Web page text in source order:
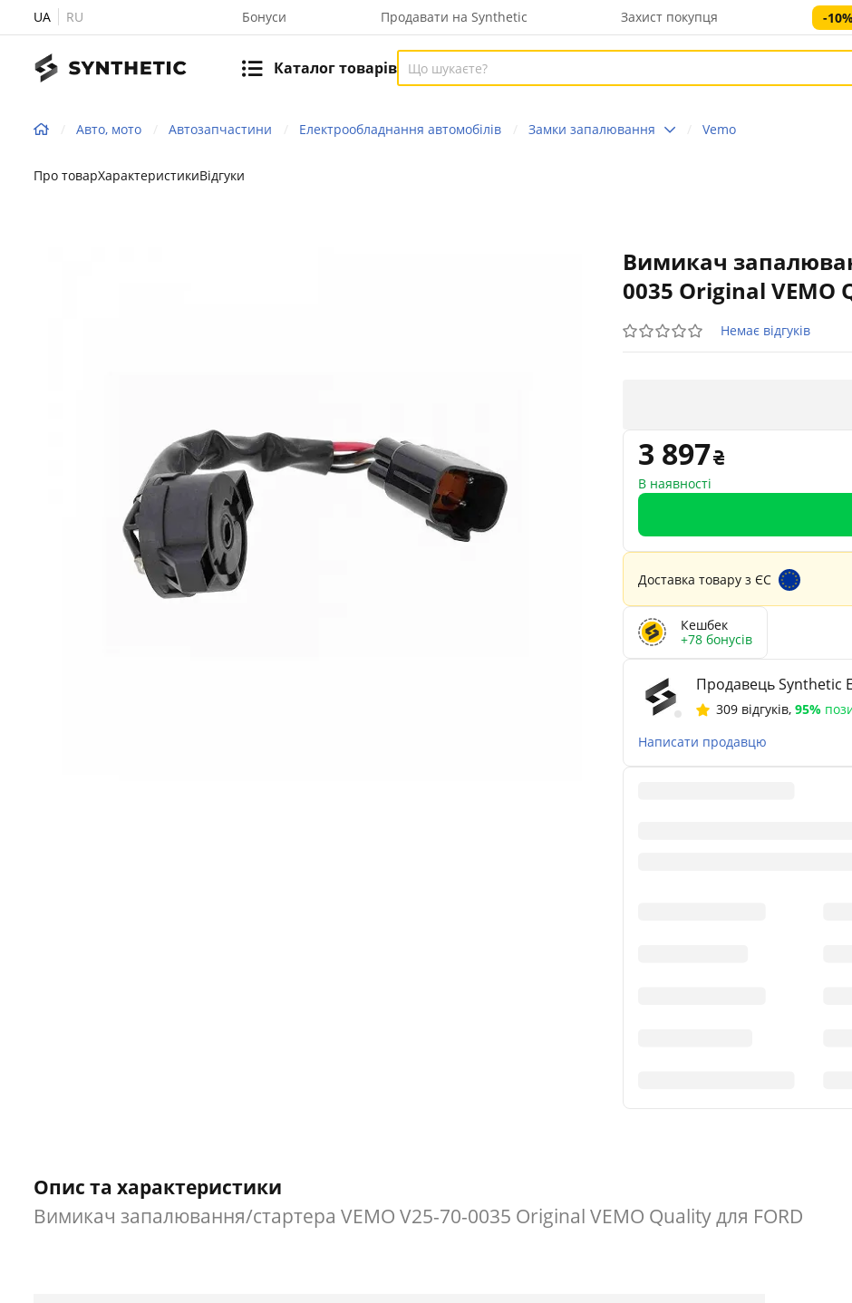
UA RU Бонуси Продавати на Synthetic Захист покупця -
Каталог товарів
Авто, мото Автозапчастини Електрообладнання автомобілів Замки запалювання Vemo
Про товарХарактеристикиВідгуки
Вимикач
0035 Original VEMO
Немає відгуків
3 897
В наявності
Доставка товару з ЄС
Кешбек
+78 бонусів
Продавець Synthetic
309 відгуків, 95%
Написати продавцю
Опис та характеристики
Вимикач запалювання/стартера VEMO V25-70-0035 Original VEMO Quality для FORD